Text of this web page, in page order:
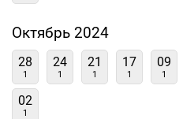
Октябрь 2024
28
1
24
1
21
1
17
1
09
1
02
1